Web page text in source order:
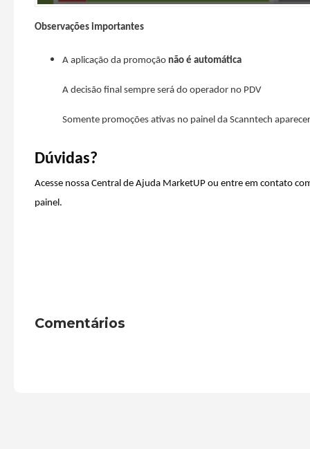
Observações importantes
A aplicação da promoção não é automática
A decisão final sempre será do operador no PDV
Somente promoções ativas no painel da Scanntech
Dúvidas?
Acesse nossa Central de Ajuda MarketUP ou entre em contato
painel.
Comentários